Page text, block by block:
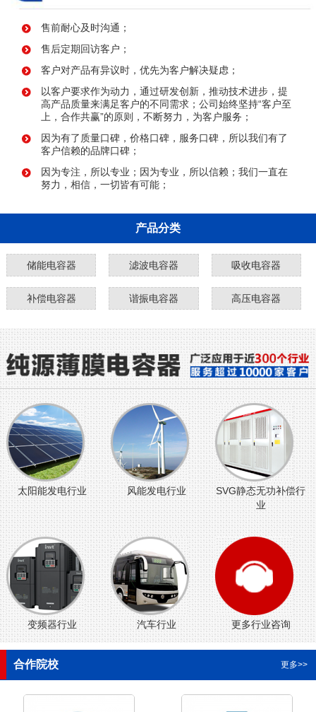
售前耐心及时沟通；
售后定期回访客户；
客户对产品有异议时，优先为客户解决疑虑；
以客户要求作为动力，通过研发创新，推动技术进步，提
高产品质量来满足客户的不同需求；公司始终坚持“客户至
上，合作共赢”的原则，不断努力，为客户服务；
因为有了质量口碑，价格口碑，服务口碑，所以我们有了
客户信赖的品牌口碑；
因为专注，所以专业；因为专业，所以信赖；我们一直在
努力，相信，一切皆有可能；
产品分类
储能电容器 滤波电容器 吸收电容器
补偿电容器 谐振电容器 高压电容器
太阳能发电行业 风能发电行业
SVG静态无功补偿行
业
变频器行业 汽车行业 更多行业咨询
合作院校 更多>>